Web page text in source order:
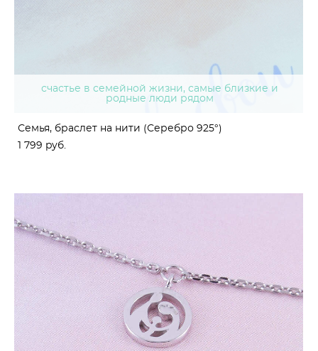
счастье в семейной жизни, самые близкие и
родные люди рядом
Семья, браслет на нити (Серебро 925°)
1 799 pуб.